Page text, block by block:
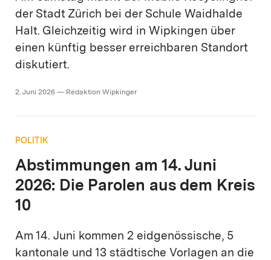
der Stadt Zürich bei der Schule Waidhalde
Halt. Gleichzeitig wird in Wipkingen über
einen künftig besser erreichbaren Standort
diskutiert.
2. Juni 2026 — Redaktion Wipkinger
POLITIK
Abstimmungen am 14. Juni
2026: Die Parolen aus dem Kreis
10
Am 14. Juni kommen 2 eidgenössische, 5
kantonale und 13 städtische Vorlagen an die